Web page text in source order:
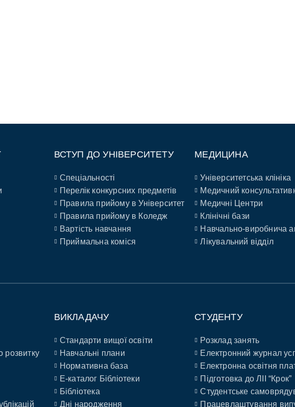
ВСТУП ДО УНІВЕРСИТЕТУ
Спеціальності
Перелік конкурсних предметів
Правила прийому в Університет
Правила прийому в Коледж
Вартість навчання
Приймальна коміся
МЕДИЦИНА
Університетська клініка
Медичний
Медичні Центри
Клінічні бази
Навчально-виробнича
Лікувальний відділ
розвитку
ВИКЛАДАЧУ
Стандарти вищої освіти
Навчальні плани
Нормативна база
E-каталог Бібліотеки
Бібліотека
Дні народження
СТУДЕНТУ
Розклад занять
Електронний журнал
Електронна освітня
Підготовка до ЛІІ “Крок”
Студентське
Працевлаштування